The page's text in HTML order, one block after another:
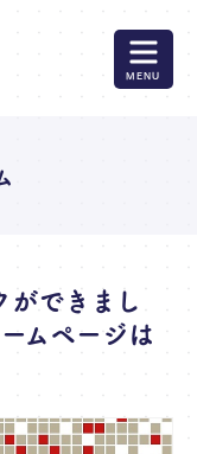
MENU
できまし
ムページは